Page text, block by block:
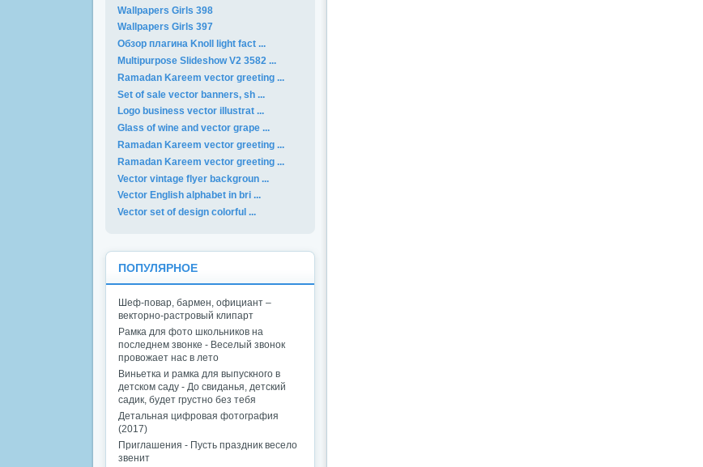
Wallpapers Girls 398
Wallpapers Girls 397
Обзор плагина Knoll light fact ...
Multipurpose Slideshow V2 3582 ...
Ramadan Kareem vector greeting ...
Set of sale vector banners, sh ...
Logo business vector illustrat ...
Glass of wine and vector grape ...
Ramadan Kareem vector greeting ...
Ramadan Kareem vector greeting ...
Vector vintage flyer backgroun ...
Vector English alphabet in bri ...
Vector set of design colorful ...
ПОПУЛЯРНОЕ
Шеф-повар, бармен, официант –
векторно-растровый клипарт
Рамка для фото школьников на
последнем звонке - Веселый звонок
провожает нас в лето
Виньетка и рамка для выпускного в
детском саду - До свиданья, детский
садик, будет грустно без тебя
Детальная цифровая фотография
(2017)
Приглашения - Пусть праздник весело
звенит